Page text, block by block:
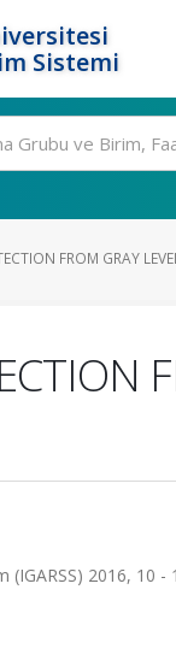
Sistemi
FROM GRAY
2016, 10